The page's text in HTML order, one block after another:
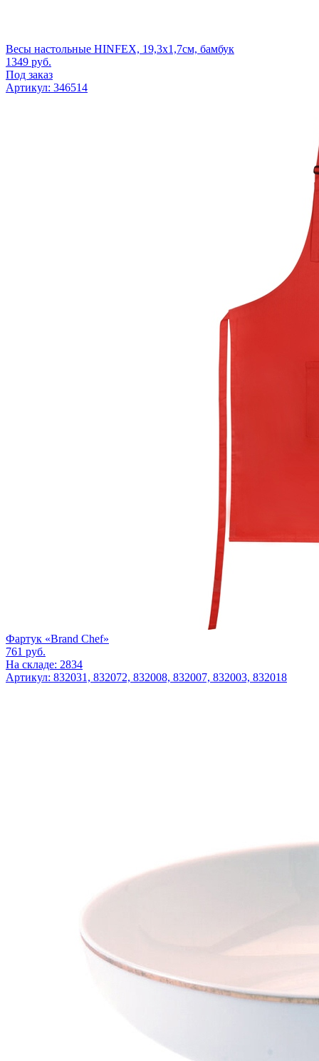
Весы настольные HINFEX, 19,3х1,7см, бамбук
1349 руб.
Под заказ
Артикул: 346514
Фартук «Brand Chef»
761 руб.
На складе: 2834
Артикул: 832031, 832072, 832008, 832007, 832003, 832018